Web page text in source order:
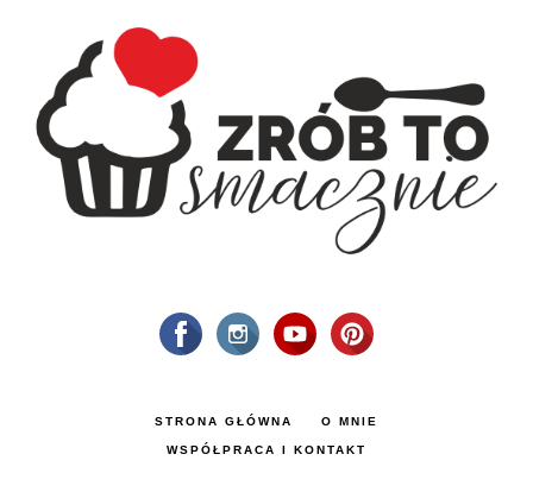
STRONA GŁÓWNA O MNIE
WSPÓŁPRACA I KONTAKT